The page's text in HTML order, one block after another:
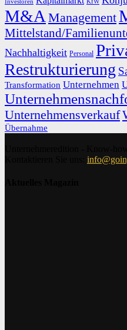
M&A Management
Mittelstand/
Nachhaltigkeit Personal
Restrukturierung
Transformation Unternehmen
Unternehmensverkauf
Übernahme